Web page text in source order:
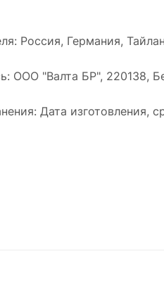
Россия, Германия,
ООО "Валта БР", 220138,
Дата изготовления,